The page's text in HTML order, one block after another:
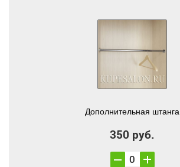
Дополнительная штанга
350 руб.